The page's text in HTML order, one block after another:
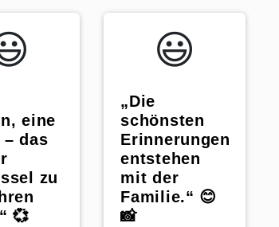
eine
– das
zu
💞
😃️
„Die
schönsten
Erinnerungen
entstehen
mit der
Familie.“ 😊
📸